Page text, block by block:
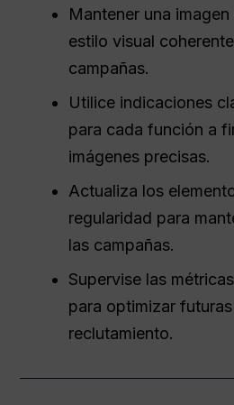
Mantener una
estilo visual
campañas.
Utilice indicaciones
para cada función a
imágenes precisas.
Actualiza los
regularidad para
las campañas.
Supervise las
para optimizar
reclutamiento.